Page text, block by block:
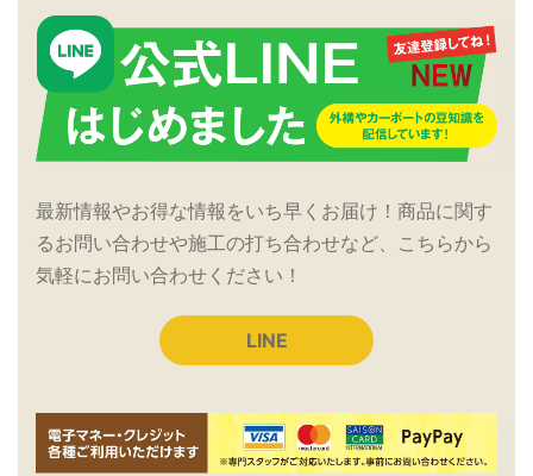
最新情報やお得な情報をいち早くお届け！商品に関す
るお問い合わせや施工の打ち合わせなど、こちらから
気軽にお問い合わせください！
LINE